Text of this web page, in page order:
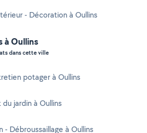
- Décoration à Oullins
à Oullins
dans cette ville
potager à Oullins
jardin à Oullins
- Débroussaillage à Oullins